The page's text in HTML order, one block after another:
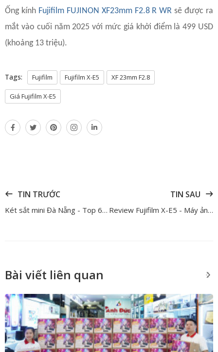
Ống kính Fujifilm FUJINON XF23mm F2.8 R WR sẽ được ra
mắt vào cuối năm 2025 với mức giá khởi điểm là 499 USD
(khoảng 13 triệu).
Tags: Fujifilm Fujifilm X-E5 XF 23mm F2.8
Giá Fujifilm X-E5
TIN TRƯỚC
Két sắt mini Đà Nẵng - Top 6 mẫu két sắt nhỏ gọn, an toàn đáng mua
TIN SAU
Review Fujifilm X-E5 - Máy ảnh Mirrorless cho người mới bắt đầu
Bài viết liên quan